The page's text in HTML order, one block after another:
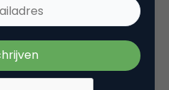
ook op Snapchat. Wij zijn
bedrijven die daar
maken voor die
dus